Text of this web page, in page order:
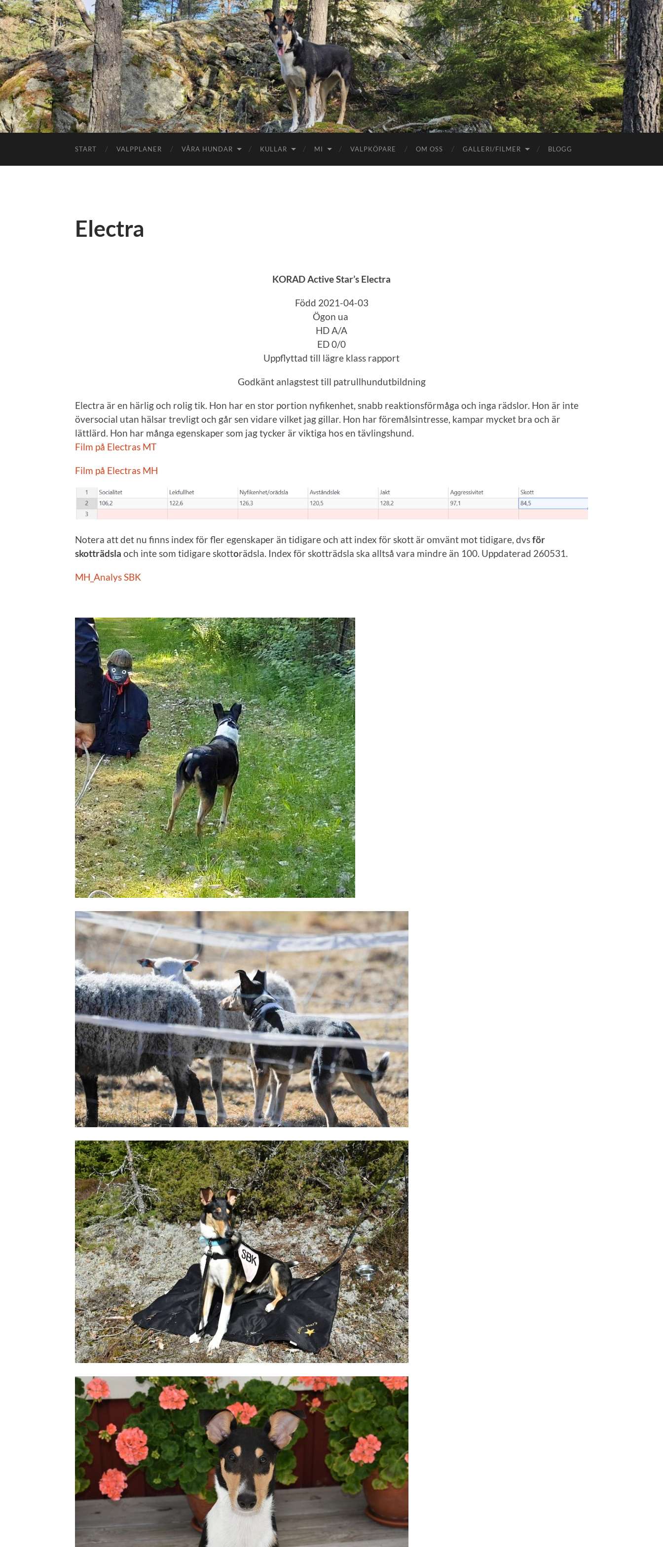
START VALPPLANER VÅRA HUNDAR KULLAR MI VALPKÖPARE OM OSS GALLERI/FILMER BLOGG
Electra
KORAD Active Star’s Electra
Född 2021-04-03
Ögon ua
HD A/A
ED 0/0
Uppflyttad till lägre klass rapport
Godkänt anlagstest till patrullhundutbildning
Electra är en härlig och rolig tik. Hon har en stor portion nyfikenhet, snabb reaktionsförmåga och inga rädslor. Hon är inte
översocial utan hälsar trevligt och går sen vidare vilket jag gillar. Hon har föremålsintresse, kampar mycket bra och är
lättlärd. Hon har många egenskaper som jag tycker är viktiga hos en tävlingshund.
Film på Electras MT
Film på Electras MH
Notera att det nu finns index för fler egenskaper än tidigare och att index för skott är omvänt mot tidigare, dvsför
skotträdsla och inte som tidigare skottorädsla. Index för skotträdsla ska alltså vara mindre än 100. Uppdaterad 260531.
MH_Analys SBK